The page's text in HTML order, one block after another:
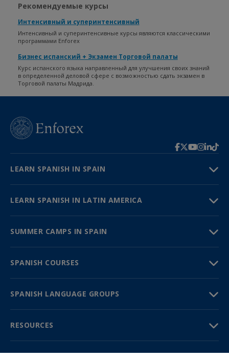
Рекомендуемые курсы
Интенсивный и суперинтенсивный
Интенсивный и суперинтенсивные курсы являются классическими
программами Enforex
Бизнес испанский + Экзамен Торговой палаты
Курс испанского языка направленный для улучшения своих знаний
в определенной деловой сфере с возможностью сдать экзамен в
Торговой палаты Мадрида.
LEARN SPANISH IN SPAIN
LEARN SPANISH IN LATIN AMERICA
SUMMER CAMPS IN SPAIN
SPANISH COURSES
SPANISH LANGUAGE GROUPS
RESOURCES
TRAVEL GUIDE